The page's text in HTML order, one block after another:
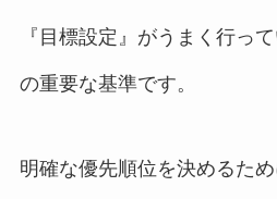
『目標設定』がうまく行っ
の重要な基準です。
明確な優先順位を決めるた